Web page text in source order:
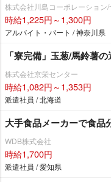
株式会社川島コーポレーション
時給1,225円～1,300円
アルバイト・パート / 神奈川県
「寮完備」玉葱/馬鈴薯
株式会社京栄センター
時給1,082円～1,353円
派遣社員 / 北海道
大手食品メーカーで食品
WDB株式会社
時給1,700円
派遣社員 / 愛知県